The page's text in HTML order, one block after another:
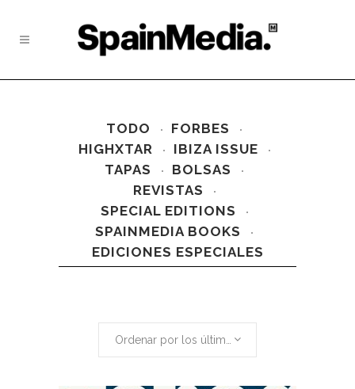
TODO
FORBES
HIGHXTAR
IBIZA ISSUE
TAPAS
BOLSAS
REVISTAS
SPECIAL EDITIONS
SPAINMEDIA BOOKS
EDICIONES ESPECIALES